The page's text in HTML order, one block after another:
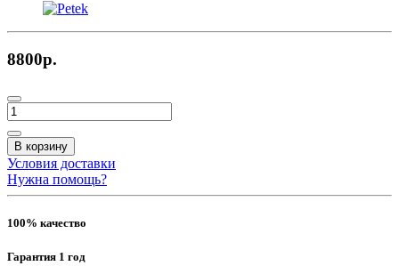
8800р.
В корзину
Условия доставки
Нужна помощь?
100% качество
Гарантия 1 год